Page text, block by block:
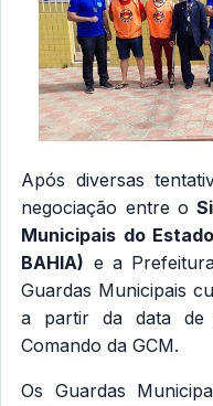
Após diversas
negociação entre o
Municipais do
BAHIA) e a
Guardas Municipais
a partir da data de
Comando da GCM.
Os Guardas